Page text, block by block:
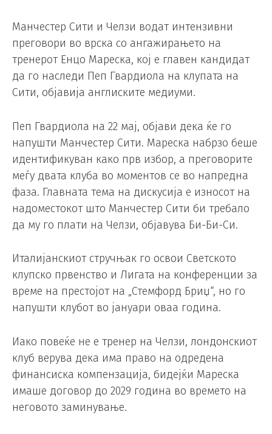
Манчестер Сити и Челзи водат интензивни
преговори во врска со ангажирањето на
тренерот Енцо Мареска, кој е главен кандидат
да го наследи Пеп Гвардиола на клупата на
Сити, објавија англиските медиуми.
Пеп Гвардиола на 22 мај, објави дека ќе го
напушти Манчестер Сити. Мареска набрзо беше
идентификуван како прв избор, а преговорите
меѓу двата клуба во моментов се во напредна
фаза. Главната тема на дискусија е износот на
надоместокот што Манчестер Сити би требало
да му го плати на Челзи, објавува Би-Би-Си.
Италијанскиот стручњак го освои Светското
клупско првенство и Лигата на конференции за
време на престојот на „Стемфорд Бриџ“, но го
напушти клубот во јануари оваа година.
Иако повеќе не е тренер на Челзи, лондонскиот
клуб верува дека има право на одредена
финансиска компензација, бидејќи Мареска
имаше договор до 2029 година во времето на
неговото заминување.